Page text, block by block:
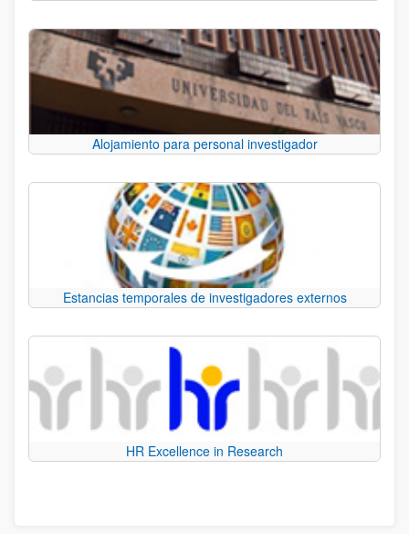
Alojamiento para personal investigador
Estancias temporales de investigadores externos
HR Excellence in Research